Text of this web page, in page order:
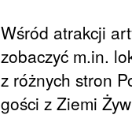
Wśród atrakcji
zobaczyć m.in.
z różnych stron
gości z Ziemi